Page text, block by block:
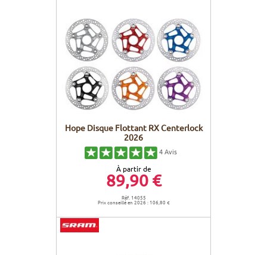
Hope Disque Flottant RX Centerlock
2026
4Avis
À partir de
89,90 €
Réf. 14055
Prix conseillé en 2026 : 106,80 €